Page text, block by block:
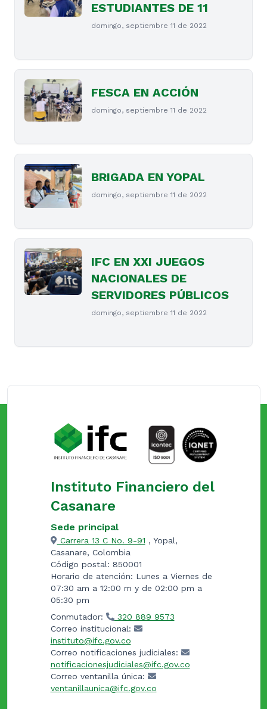
ESTUDIANTES DE 11
domingo, septiembre 11 de 2022
FESCA EN ACCIÓN
domingo, septiembre 11 de 2022
BRIGADA EN YOPAL
domingo, septiembre 11 de 2022
IFC EN XXI JUEGOS
NACIONALES DE
SERVIDORES PÚBLICOS
domingo, septiembre 11 de 2022
Instituto Financiero del
Casanare
Sede principal
Carrera 13 C No. 9-91 , Yopal,
Casanare, Colombia
Código postal: 850001
Horario de atención: Lunes a Viernes de
07:30 am a 12:00 m y de 02:00 pm a
05:30 pm
Conmutador:
320 889 9573
Correo institucional:
instituto@ifc.gov.co
Correo notificaciones judiciales:
notificacionesjudiciales@ifc.gov.co
Correo ventanilla única:
ventanillaunica@ifc.gov.co